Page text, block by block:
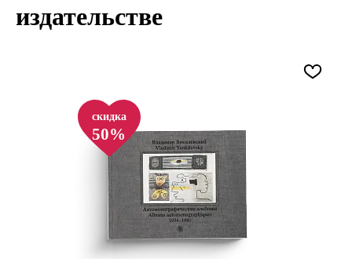
издательстве
скидка
50%